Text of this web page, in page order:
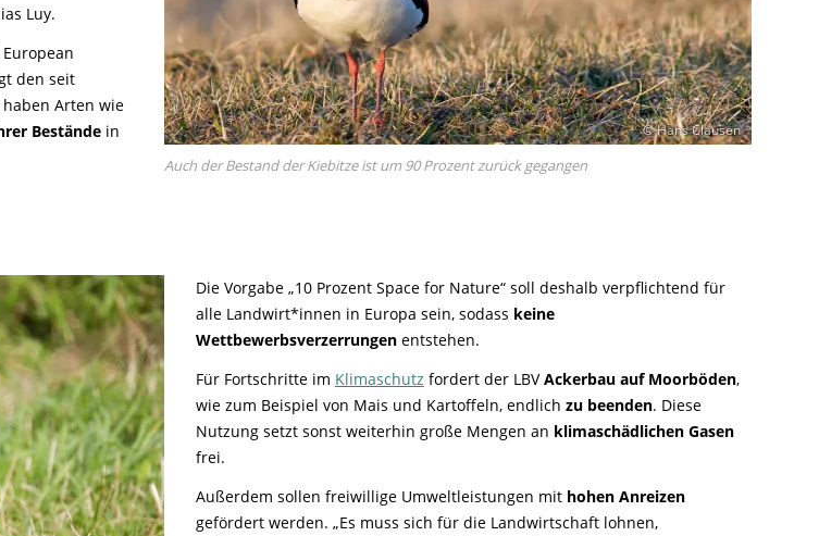
© Hans Clausen
Auch der Bestand der Kiebitze ist um 90 Prozent zurück gegangen
Luy.
den seit
haben Arten wie
Bestände in
Die Vorgabe „10 Prozent Space for Nature“ soll deshalb verpflichtend für
alle Landwirt*innen in Europa sein, sodass keine
Wettbewerbsverzerrungenentstehen.
Für Fortschritte im Klimaschutz fordert der LBVAckerbau auf Moorböden,
wie zum Beispiel von Mais und Kartoffeln, endlich zu beenden. Diese
Nutzung setzt sonst weiterhin große Mengen an klimaschädlichen Gasen
frei.
Außerdem sollen freiwillige Umweltleistungen mit hohen Anreizen
gefördert werden. „Es muss sich für die Landwirtschaft lohnen,